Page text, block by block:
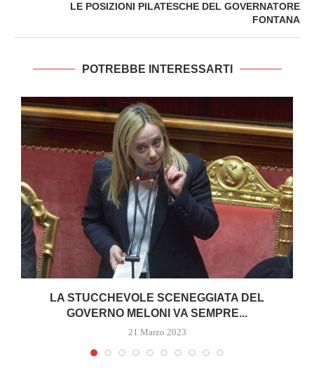
LE POSIZIONI PILATESCHE DEL GOVERNATORE
FONTANA
POTREBBE INTERESSARTI
LA STUCCHEVOLE SCENEGGIATA DEL
GOVERNO MELONI VA SEMPRE...
21 Marzo 2023